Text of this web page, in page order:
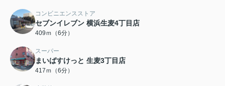
コンビニエンスストア
セブンイレブン 横浜生麦4丁目店
409ｍ（6分）
スーパー
まいばすけっと 生麦3丁目店
417ｍ（6分）